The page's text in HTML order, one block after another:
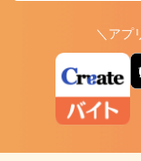
＼アプ